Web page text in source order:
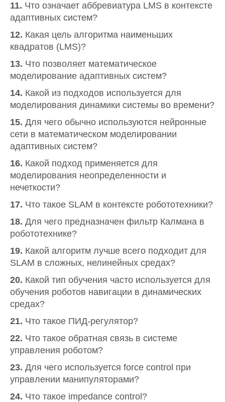
11. Что означает аббревиатура LMS в контексте
адаптивных систем?
12. Какая цель алгоритма наименьших
квадратов (LMS)?
13. Что позволяет математическое
моделирование адаптивных систем?
14. Какой из подходов используется для
моделирования динамики системы во времени?
15. Для чего обычно используются нейронные
сети в математическом моделировании
адаптивных систем?
16. Какой подход применяется для
моделирования неопределенности и
нечеткости?
17. Что такое SLAM в контексте робототехники?
18. Для чего предназначен фильтр Калмана в
робототехнике?
19. Какой алгоритм лучше всего подходит для
SLAM в сложных, нелинейных средах?
20. Какой тип обучения часто используется для
обучения роботов навигации в динамических
средах?
21. Что такое ПИД-регулятор?
22. Что такое обратная связь в системе
управления роботом?
23. Для чего используется force control при
управлении манипуляторами?
24. Что такое impedance control?